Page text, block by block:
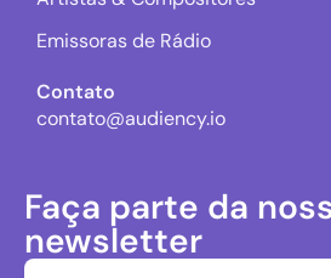
Emissoras de Rádio
Contato
contato@audiency.io
Faça parte da
newsletter